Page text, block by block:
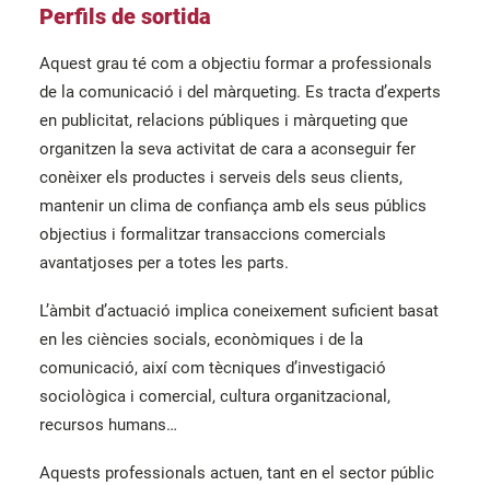
Perfils de sortida
Aquest grau té com a objectiu formar a professionals
de la comunicació i del màrqueting. Es tracta d’experts
en publicitat, relacions públiques i màrqueting que
organitzen la seva activitat de cara a aconseguir fer
conèixer els productes i serveis dels seus clients,
mantenir un clima de confiança amb els seus públics
objectius i formalitzar transaccions comercials
avantatjoses per a totes les parts.
L’àmbit d’actuació implica coneixement suficient basat
en les ciències socials, econòmiques i de la
comunicació, així com tècniques d’investigació
sociològica i comercial, cultura organitzacional,
recursos humans…
Aquests professionals actuen, tant en el sector públic